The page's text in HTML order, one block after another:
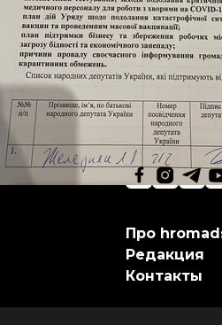
Про
Редакция
Контакты